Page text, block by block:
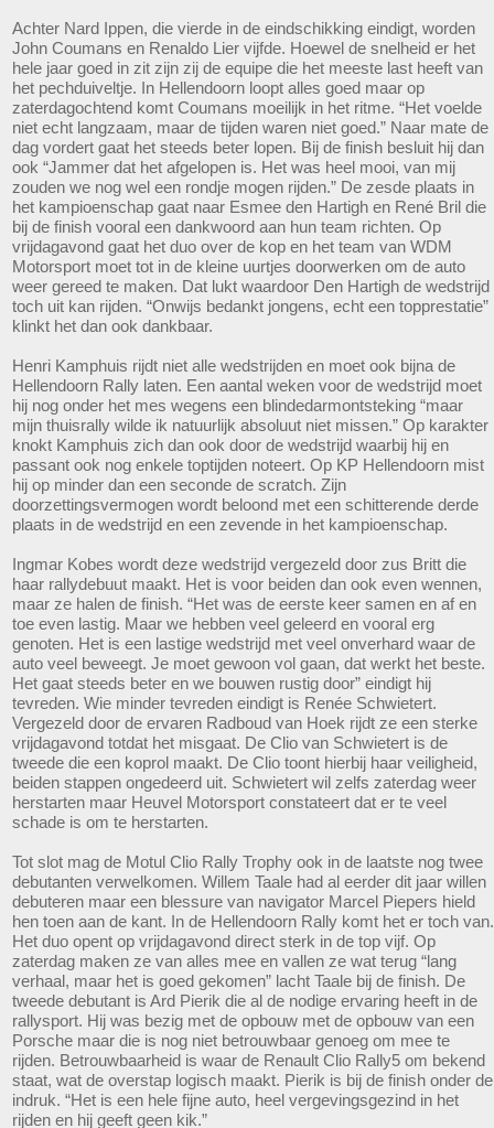
Achter Nard Ippen, die vierde in de eindschikking eindigt, worden
John Coumans en Renaldo Lier vijfde. Hoewel de snelheid er het
hele jaar goed in zit zijn zij de equipe die het meeste last heeft van
het pechduiveltje. In Hellendoorn loopt alles goed maar op
zaterdagochtend komt Coumans moeilijk in het ritme. “Het voelde
niet echt langzaam, maar de tijden waren niet goed.” Naar mate de
dag vordert gaat het steeds beter lopen. Bij de finish besluit hij dan
ook “Jammer dat het afgelopen is. Het was heel mooi, van mij
zouden we nog wel een rondje mogen rijden.” De zesde plaats in
het kampioenschap gaat naar Esmee den Hartigh en René Bril die
bij de finish vooral een dankwoord aan hun team richten. Op
vrijdagavond gaat het duo over de kop en het team van WDM
Motorsport moet tot in de kleine uurtjes doorwerken om de auto
weer gereed te maken. Dat lukt waardoor Den Hartigh de wedstrijd
toch uit kan rijden. “Onwijs bedankt jongens, echt een topprestatie”
klinkt het dan ook dankbaar.
Henri Kamphuis rijdt niet alle wedstrijden en moet ook bijna de
Hellendoorn Rally laten. Een aantal weken voor de wedstrijd moet
hij nog onder het mes wegens een blindedarmontsteking “maar
mijn thuisrally wilde ik natuurlijk absoluut niet missen.” Op karakter
knokt Kamphuis zich dan ook door de wedstrijd waarbij hij en
passant ook nog enkele toptijden noteert. Op KP Hellendoorn mist
hij op minder dan een seconde de scratch. Zijn
doorzettingsvermogen wordt beloond met een schitterende derde
plaats in de wedstrijd en een zevende in het kampioenschap.
Ingmar Kobes wordt deze wedstrijd vergezeld door zus Britt die
haar rallydebuut maakt. Het is voor beiden dan ook even wennen,
maar ze halen de finish. “Het was de eerste keer samen en af en
toe even lastig. Maar we hebben veel geleerd en vooral erg
genoten. Het is een lastige wedstrijd met veel onverhard waar de
auto veel beweegt. Je moet gewoon vol gaan, dat werkt het beste.
Het gaat steeds beter en we bouwen rustig door” eindigt hij
tevreden. Wie minder tevreden eindigt is Renée Schwietert.
Vergezeld door de ervaren Radboud van Hoek rijdt ze een sterke
vrijdagavond totdat het misgaat. De Clio van Schwietert is de
tweede die een koprol maakt. De Clio toont hierbij haar veiligheid,
beiden stappen ongedeerd uit. Schwietert wil zelfs zaterdag weer
herstarten maar Heuvel Motorsport constateert dat er te veel
schade is om te herstarten.
Tot slot mag de Motul Clio Rally Trophy ook in de laatste nog twee
debutanten verwelkomen. Willem Taale had al eerder dit jaar willen
debuteren maar een blessure van navigator Marcel Piepers hield
hen toen aan de kant. In de Hellendoorn Rally komt het er toch van.
Het duo opent op vrijdagavond direct sterk in de top vijf. Op
zaterdag maken ze van alles mee en vallen ze wat terug “lang
verhaal, maar het is goed gekomen” lacht Taale bij de finish. De
tweede debutant is Ard Pierik die al de nodige ervaring heeft in de
rallysport. Hij was bezig met de opbouw met de opbouw van een
Porsche maar die is nog niet betrouwbaar genoeg om mee te
rijden. Betrouwbaarheid is waar de Renault Clio Rally5 om bekend
staat, wat de overstap logisch maakt. Pierik is bij de finish onder de
indruk. “Het is een hele fijne auto, heel vergevingsgezind in het
rijden en hij geeft geen kik.”